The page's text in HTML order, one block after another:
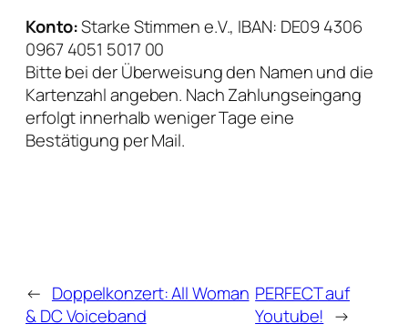
Konto:Starke Stimmen e.V., IBAN: DE09 4306
0967 4051 5017 00
Bitte bei der Überweisung den Namen und die
Kartenzahl angeben. Nach Zahlungseingang
erfolgt innerhalb weniger Tage eine
Bestätigung per Mail.
← Doppelkonzert: All Woman
& DC Voiceband
PERFECT auf
Youtube! →